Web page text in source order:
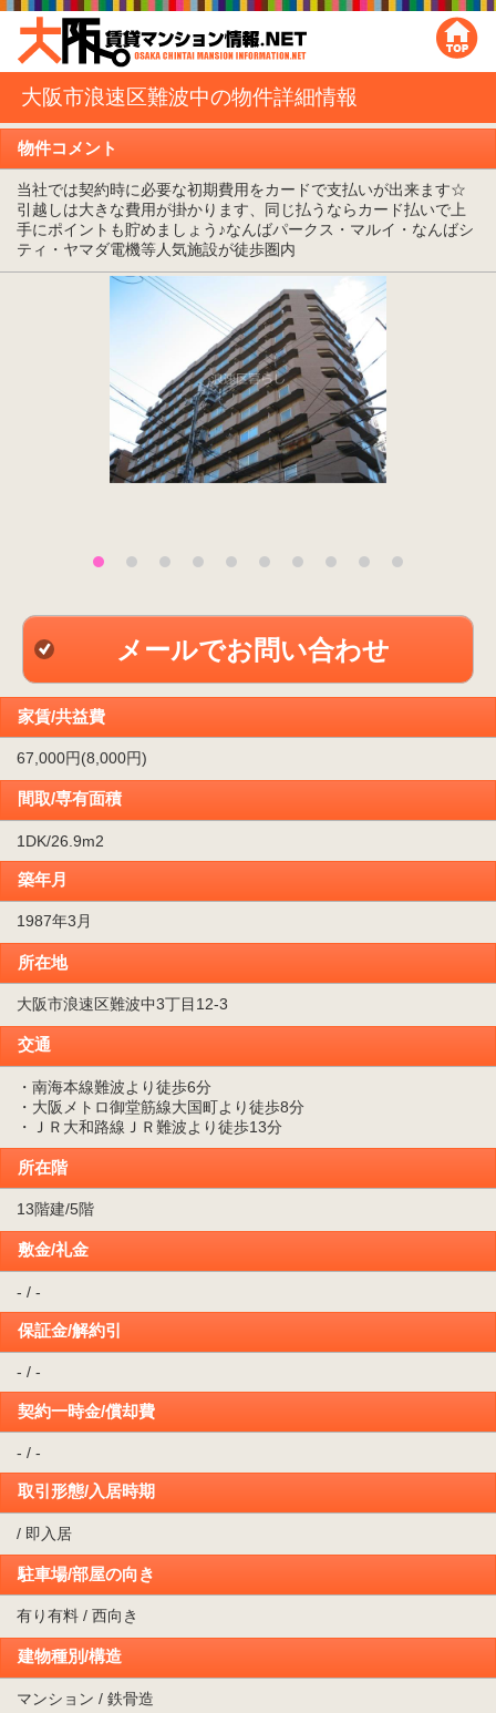
大阪市浪速区難波中の物件詳細情報
物件コメント
当社では契約時に必要な初期費用をカードで支払いが出来ます☆
引越しは大きな費用が掛かります、同じ払うならカード払いで上
手にポイントも貯めましょう♪なんばパークス・マルイ・なんばシ
ティ・ヤマダ電機等人気施設が徒歩圏内
メールでお問い合わせ
家賃/共益費
67,000円(8,000円)
間取/専有面積
1DK/26.9m2
築年月
1987年3月
所在地
大阪市浪速区難波中3丁目12-3
交通
・南海本線難波より徒歩6分
・大阪メトロ御堂筋線大国町より徒歩8分
・ＪＲ大和路線ＪＲ難波より徒歩13分
所在階
13階建/5階
敷金/礼金
- / -
保証金/解約引
- / -
契約一時金/償却費
- / -
取引形態/入居時期
/ 即入居
駐車場/部屋の向き
有り有料 / 西向き
建物種別/構造
マンション / 鉄骨造